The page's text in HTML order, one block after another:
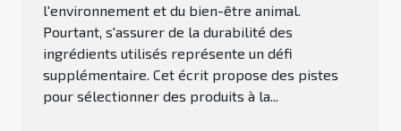
l'environnement et du bien-être animal.
Pourtant, s'assurer de la durabilité des
ingrédients utilisés représente un défi
supplémentaire. Cet écrit propose des pistes
pour sélectionner des produits à la...